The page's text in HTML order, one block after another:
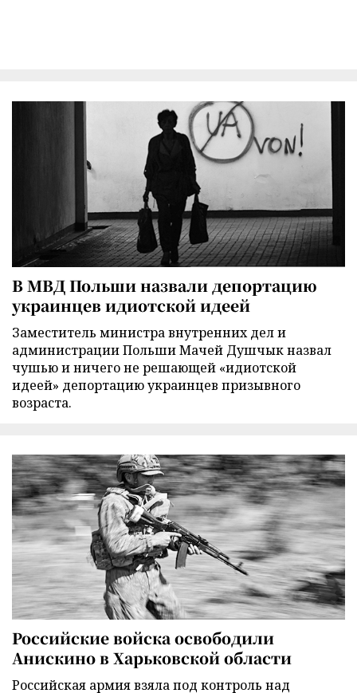
В МВД Польши назвали депортацию
украинцев идиотской идеей
Заместитель министра внутренних дел и
администрации Польши Мачей Душчык назвал
чушью и ничего не решающей «идиотской
идеей» депортацию украинцев призывного
возраста.
Российские войска освободили
Анискино в Харьковской области
Российская армия взяла под контроль над